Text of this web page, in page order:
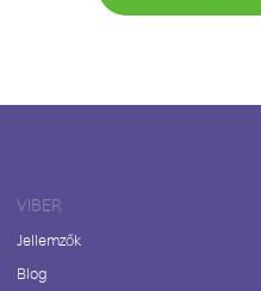
VIBER
Jellemzők
Blog